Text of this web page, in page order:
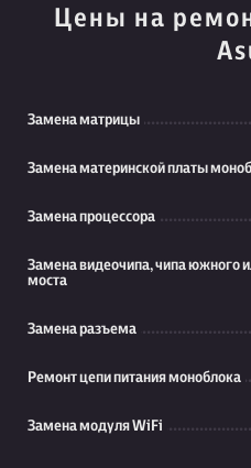
Цены на
Замена матрицы
Замена материнской платы
Замена процессора
Замена видеочипа, чипа южного
моста
Замена разъема
Ремонт цепи питания моноблока
Замена модуля WiFi